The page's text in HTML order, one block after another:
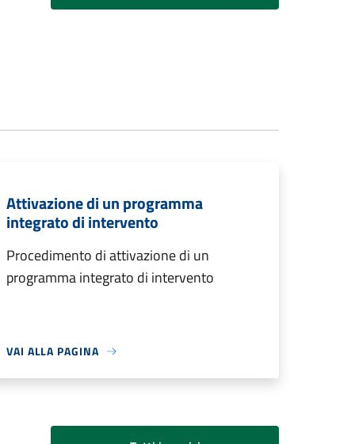
Attivazione di un programma
integrato di intervento
Procedimento di attivazione di un
programma integrato di intervento
VAI ALLA PAGINA